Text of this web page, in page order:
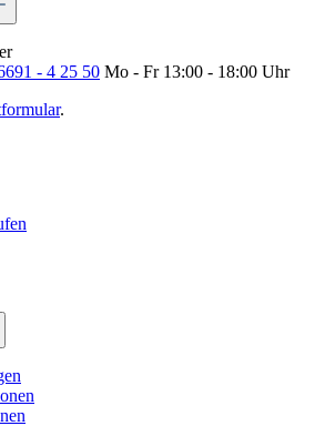
- 4 25 50 Mo - Fr 13:00 - 18:00 Uhr
.